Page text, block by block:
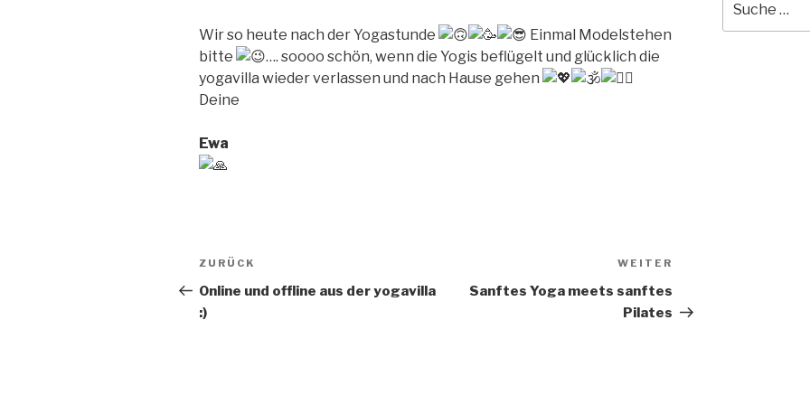
Wir so heute nach der Yogastunde
Einmal Modelstehen
bitte
…. soooo schön, wenn die Yogis beflügelt und glücklich die
yogavilla wieder verlassen und nach Hause gehen
Deine
Ewa
Beitragsnavigation
Vorheriger
Beitrag
ZURÜCK
Online und offline aus der yogavilla
:)
WEITER
Sanftes Yoga meets sanftes
Pilates
nach: